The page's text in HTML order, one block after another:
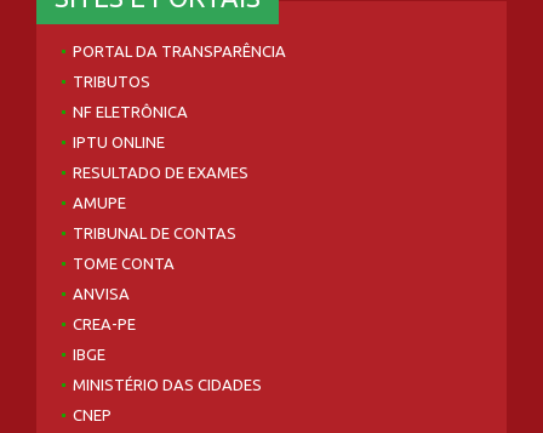
PORTAL DA TRANSPARÊNCIA
TRIBUTOS
NF ELETRÔNICA
IPTU ONLINE
RESULTADO DE EXAMES
AMUPE
TRIBUNAL DE CONTAS
TOME CONTA
ANVISA
CREA-PE
IBGE
MINISTÉRIO DAS CIDADES
CNEP